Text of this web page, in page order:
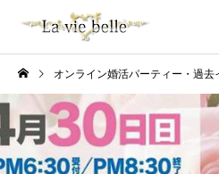
オンライン婚活パーティー・過去